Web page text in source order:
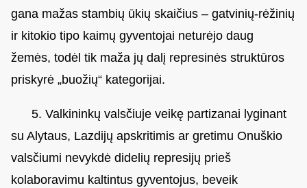
gana mažas stambių ūkių skaičius – gatvinių-rėžinių
ir kitokio tipo kaimų gyventojai neturėjo daug
žemės, todėl tik maža jų dalį represinės struktūros
priskyrė „buožių“ kategorijai.
5. Valkininkų valsčiuje veikę partizanai lyginant
su Alytaus, Lazdijų apskritimis ar gretimu Onuškio
valsčiumi nevykdė didelių represijų prieš
kolaboravimu kaltintus gyventojus, beveik